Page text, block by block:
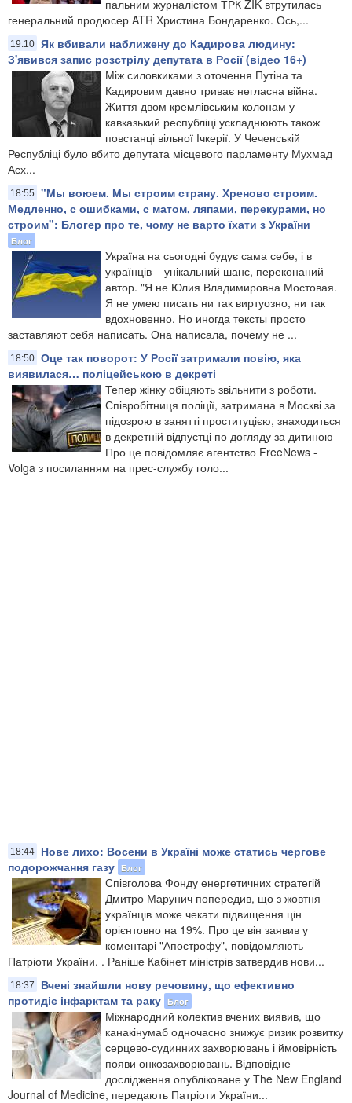
пальним журналістом ТРК ZIK втрутилась
генеральний продюсер ATR Христина Бондаренко. Ось,...
19:10 ​Як вбивали наближену до Кадирова людину:
З'явився запис розстрілу депутата в Росії (відео 16+)
Між силовкиками з оточення Путіна та
Кадировим давно триває негласна війна.
Життя двом кремлівським колонам у
кавказький республіці ускладнюють також
повстанці вільної Ічкерії. У Чеченській
Республіці було вбито депутата місцевого парламенту Мухмад
Асх...
18:55
"Мы воюем. Мы строим страну. Хреново строим.
Медленно, с ошибками, с матом, ляпами, перекурами, но
строим": Блогер про те, чому не варто їхати з України
Блог
Україна на сьогодні будує сама себе, і в
українців – унікальний шанс, переконаний
автор. "Я не Юлия Владимировна Мостовая.
Я не умею писать ни так виртуозно, ни так
вдохновенно. Но иногда тексты просто
заставляют себя написать. Она написала, почему не ...
18:50 Оце так поворот: У Росії затримали повію, яка
виявилася… поліцейською в декреті
Тепер жінку обіцяють звільнити з роботи.
Співробітниця поліції, затримана в Москві за
підозрою в занятті проституцією, знаходиться
в декретній відпустці по догляду за дитиною
Про це повідомляє агентство FreeNews -
Volga з посиланням на прес-службу голо...
18:44
Нове лихо: Восени в Україні може статись чергове
подорожчання газу Блог
​Співголова Фонду енергетичних стратегій
Дмитро Марунич попередив, що з жовтня
українців може чекати підвищення цін
орієнтовно на 19%. Про це він заявив у
коментарі "Апострофу", повідомляють
Патріоти України. . Раніше Кабінет міністрів затвердив нови...
18:37
Вчені знайшли нову речовину, що ефективно
протидіє інфарктам та раку Блог
​Міжнародний колектив вчених виявив, що
канакінумаб одночасно знижує ризик розвитку
серцево-судинних захворювань і ймовірність
появи онкозахворювань. Відповідне
дослідження опубліковане у The New England
Journal of Medicine, передають Патріоти України...